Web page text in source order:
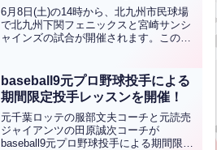
待します！
6月8日(土)の14時から、北九州市民球場
で北九州下関フェニックスと宮崎サンシ
ャインズの試合が開催されます。この試
ており、小倉南区に在住・在勤・在学さ
れている方は無...全文はクリック
baseball9元プロ野球投手による
期間限定投手レッスンを開催！
元千葉ロッテの服部文夫コーチと元読売
ジャイアンツの田原誠次コーチが
baseball9元プロ野球投手による期間限定